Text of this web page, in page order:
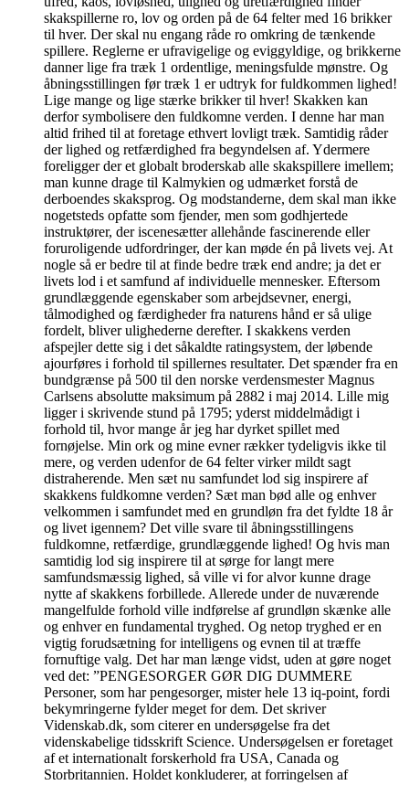
skakspillerne ro, lov og orden på de 64 felter med 16 brikker
til hver. Der skal nu engang råde ro omkring de tænkende
spillere. Reglerne er ufravigelige og eviggyldige, og brikkerne
danner lige fra træk 1 ordentlige, meningsfulde mønstre. Og
åbningsstillingen før træk 1 er udtryk for fuldkommen lighed!
Lige mange og lige stærke brikker til hver! Skakken kan
derfor symbolisere den fuldkomne verden. I denne har man
altid frihed til at foretage ethvert lovligt træk. Samtidig råder
der lighed og retfærdighed fra begyndelsen af. Ydermere
foreligger der et globalt broderskab alle skakspillere imellem;
man kunne drage til Kalmykien og udmærket forstå de
derboendes skaksprog. Og modstanderne, dem skal man ikke
nogetsteds opfatte som fjender, men som godhjertede
instruktører, der iscenesætter allehånde fascinerende eller
foruroligende udfordringer, der kan møde én på livets vej. At
nogle så er bedre til at finde bedre træk end andre; ja det er
livets lod i et samfund af individuelle mennesker. Eftersom
grundlæggende egenskaber som arbejdsevner, energi,
tålmodighed og færdigheder fra naturens hånd er så ulige
fordelt, bliver ulighederne derefter. I skakkens verden
afspejler dette sig i det såkaldte ratingsystem, der løbende
ajourføres i forhold til spillernes resultater. Det spænder fra en
bundgrænse på 500 til den norske verdensmester Magnus
Carlsens absolutte maksimum på 2882 i maj 2014. Lille mig
ligger i skrivende stund på 1795; yderst middelmådigt i
forhold til, hvor mange år jeg har dyrket spillet med
fornøjelse. Min ork og mine evner rækker tydeligvis ikke til
mere, og verden udenfor de 64 felter virker mildt sagt
distraherende. Men sæt nu samfundet lod sig inspirere af
skakkens fuldkomne verden? Sæt man bød alle og enhver
velkommen i samfundet med en grundløn fra det fyldte 18 år
og livet igennem? Det ville svare til åbningsstillingens
fuldkomne, retfærdige, grundlæggende lighed! Og hvis man
samtidig lod sig inspirere til at sørge for langt mere
samfundsmæssig lighed, så ville vi for alvor kunne drage
nytte af skakkens forbillede. Allerede under de nuværende
mangelfulde forhold ville indførelse af grundløn skænke alle
og enhver en fundamental tryghed. Og netop tryghed er en
vigtig forudsætning for intelligens og evnen til at træffe
fornuftige valg. Det har man længe vidst, uden at gøre noget
ved det: ”PENGESORGER GØR DIG DUMMERE
Personer, som har pengesorger, mister hele 13 iq-point, fordi
bekymringerne fylder meget for dem. Det skriver
Videnskab.dk, som citerer en undersøgelse fra det
videnskabelige tidsskrift Science. Undersøgelsen er foretaget
af et internationalt forskerhold fra USA, Canada og
Storbritannien. Holdet konkluderer, at forringelsen af